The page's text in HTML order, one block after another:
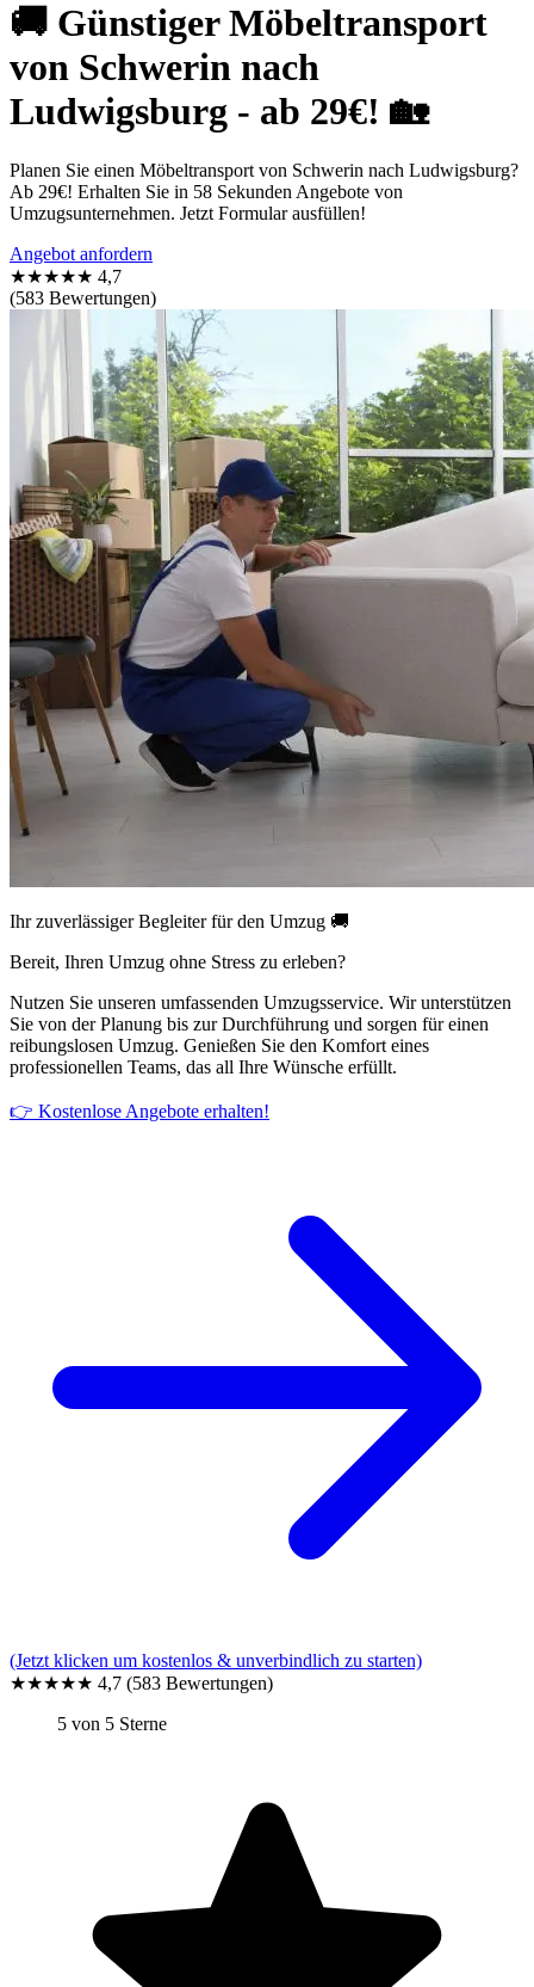
🚚 Günstiger Möbeltransport
von Schwerin nach
Ludwigsburg - ab 29€! 🏡
Planen Sie einen Möbeltransport von Schwerin nach Ludwigsburg?
Ab 29€! Erhalten Sie in 58 Sekunden Angebote von
Umzugsunternehmen. Jetzt Formular ausfüllen!
Angebot anfordern
★★★★★ 4,7
(583 Bewertungen)
Ihr zuverlässiger Begleiter für den Umzug 🚚
Bereit, Ihren Umzug ohne Stress zu erleben?
Nutzen Sie unseren umfassenden Umzugsservice. Wir unterstützen
Sie von der Planung bis zur Durchführung und sorgen für einen
reibungslosen Umzug. Genießen Sie den Komfort eines
professionellen Teams, das all Ihre Wünsche erfüllt.
👉 Kostenlose Angebote erhalten!
(Jetzt klicken um kostenlos & unverbindlich zu starten)
★★★★★ 4,7 (583 Bewertungen)
5 von 5 Sterne